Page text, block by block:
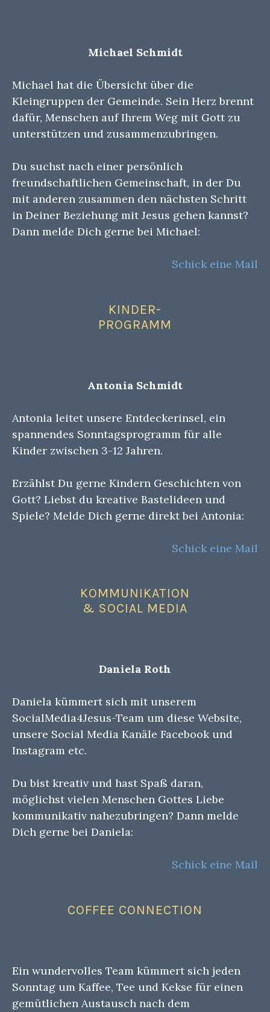
Michael Schmidt
Michael hat die Übersicht über die
Kleingruppen der Gemeinde. Sein Herz brennt
dafür, Menschen auf Ihrem Weg mit Gott zu
unterstützen und zusammenzubringen.
Du suchst nach einer persönlich
freundschaftlichen Gemeinschaft, in der Du
mit anderen zusammen den nächsten Schritt
in Deiner Beziehung mit Jesus gehen kannst?
Dann melde Dich gerne bei Michael:
Schick eine Mail
KINDER-
PROGRAMM
Antonia Schmidt
Antonia leitet unsere Entdeckerinsel, ein
spannendes Sonntagsprogramm für alle
Kinder zwischen 3-12 Jahren.
Erzählst Du gerne Kindern Geschichten von
Gott? Liebst du kreative Bastelideen und
Spiele? Melde Dich gerne direkt bei Antonia:
Schick eine Mail
KOMMUNIKATION
& SOCIAL MEDIA
Daniela Roth
Daniela kümmert sich mit unserem
SocialMedia4Jesus-Team um diese Website,
unsere Social Media Kanäle Facebook und
Instagram etc.
Du bist kreativ und hast Spaß daran,
möglichst vielen Menschen Gottes Liebe
kommunikativ nahezubringen? Dann melde
Dich gerne bei Daniela:
Schick eine Mail
COFFEE CONNECTION
Ein wundervolles Team kümmert sich jeden
Sonntag um Kaffee, Tee und Kekse für einen
gemütlichen Austausch nach dem